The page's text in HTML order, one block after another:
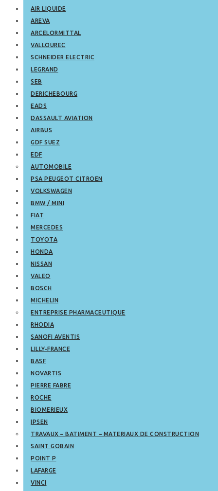
AIR LIQUIDE
AREVA
ARCELORMITTAL
VALLOUREC
SCHNEIDER ELECTRIC
LEGRAND
SEB
DERICHEBOURG
EADS
DASSAULT AVIATION
AIRBUS
GDF SUEZ
EDF
AUTOMOBILE
PSA PEUGEOT CITROEN
VOLKSWAGEN
BMW / MINI
FIAT
MERCEDES
TOYOTA
HONDA
NISSAN
VALEO
BOSCH
MICHELIN
ENTREPRISE PHARMACEUTIQUE
RHODIA
SANOFI AVENTIS
LILLY-FRANCE
BASF
NOVARTIS
PIERRE FABRE
ROCHE
BIOMERIEUX
IPSEN
TRAVAUX – BATIMENT – MATERIAUX DE CONSTRUCTION
SAINT GOBAIN
POINT P
LAFARGE
VINCI